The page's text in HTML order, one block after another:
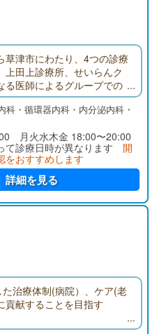
草津市にわたり、4つの診療
上田上診療所、せいらんク
る医師によるグループでの
消化器内科、呼吸器内科、
内科それぞれの専門医によ
供を目指しています。
科・循環器内科・内分泌内科・
月火水木金 18:00〜20:00
診療日時が異なります 開
をおすすめします
詳細を見る
治療体制(病院）、ケア(老
貢献することを目指す